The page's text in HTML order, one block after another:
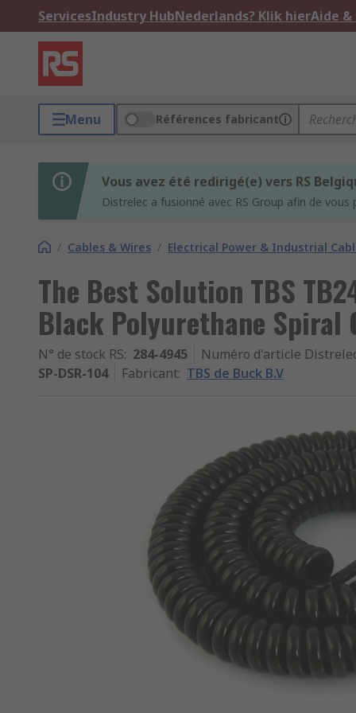
ServicesIndustry HubNederlands? Klik hierAide
Menu Références fabricant
Vous avez été redirigé(e) vers RS
Distrelec a fusionné avec RS Group afin de
/ Cables & Wires / Electrical Power & Industrial
The Best Solution TBS
Black Polyurethane Spiral
N° de stock RS: 284-4945 Numéro d'article
SP-DSR-104
Fabricant: TBS de Buck B.V